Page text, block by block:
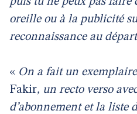
oreille ou à la publicité
reconnaissance au
« On a fait un
Fakir, un recto verso
d’abonnement et la liste